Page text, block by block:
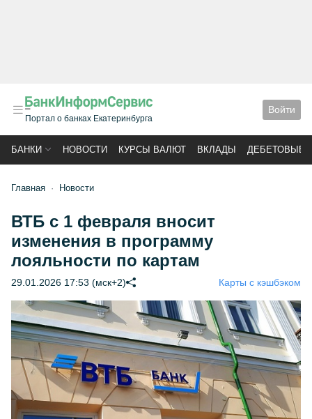
Портал о банках Екатеринбурга
Войти
БАНКИ НОВОСТИ КУРСЫ ВАЛЮТ ВКЛАДЫ ДЕБЕТОВЫЕ
Главная Новости
ВТБ с 1 февраля вносит
изменения в программу
лояльности по картам
29.01.2026 17:53 (мск+2) Карты с кэшбэком